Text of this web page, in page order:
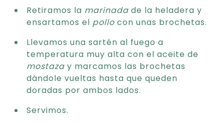
Retiramos la marinada de la heladera y
ensartamos el pollo con unas brochetas.
Llevamos una sartén al fuego a
temperatura muy alta con el aceite de
mostaza y marcamos las brochetas
dándole vueltas hasta que queden
doradas por ambos lados.
Servimos.